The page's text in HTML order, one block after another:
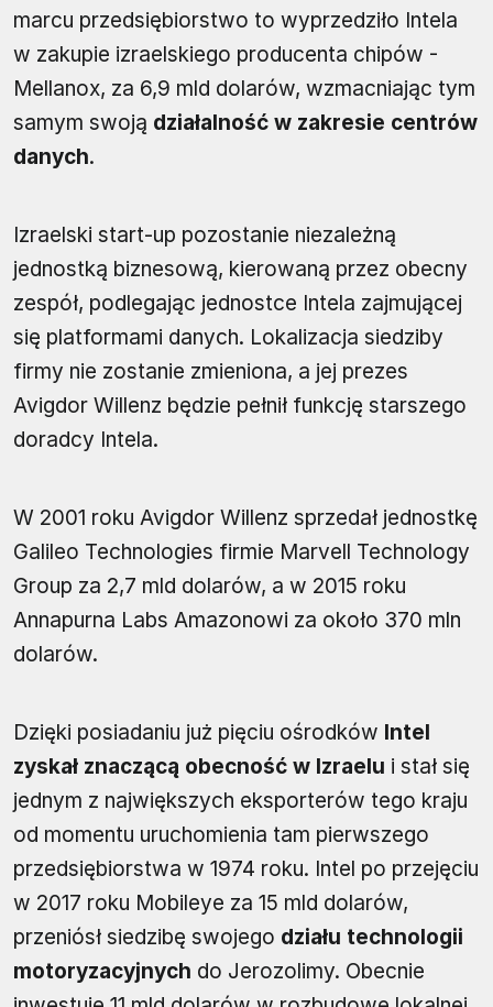
marcu przedsiębiorstwo to wyprzedziło Intela
w zakupie izraelskiego producenta chipów -
Mellanox, za 6,9 mld dolarów, wzmacniając tym
samym swoją działalność w zakresie centrów
danych.
Izraelski start-up pozostanie niezależną
jednostką biznesową, kierowaną przez obecny
zespół, podlegając jednostce Intela zajmującej
się platformami danych. Lokalizacja siedziby
firmy nie zostanie zmieniona, a jej prezes
Avigdor Willenz będzie pełnił funkcję starszego
doradcy Intela.
W 2001 roku Avigdor Willenz sprzedał jednostkę
Galileo Technologies firmie Marvell Technology
Group za 2,7 mld dolarów, a w 2015 roku
Annapurna Labs Amazonowi za około 370 mln
dolarów.
Dzięki posiadaniu już pięciu ośrodków Intel
zyskał znaczącą obecność w Izraelu i stał się
jednym z największych eksporterów tego kraju
od momentu uruchomienia tam pierwszego
przedsiębiorstwa w 1974 roku. Intel po przejęciu
w 2017 roku Mobileye za 15 mld dolarów,
przeniósł siedzibę swojego działu technologii
motoryzacyjnych do Jerozolimy. Obecnie